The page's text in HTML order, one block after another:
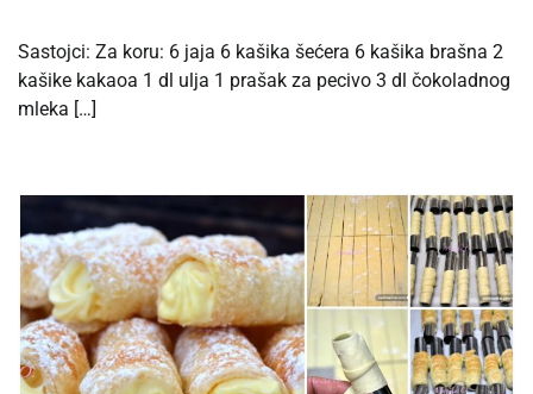
Sastojci: Za koru: 6 jaja 6 kašika šećera 6 kašika brašna 2
kašike kakaoa 1 dl ulja 1 prašak za pecivo 3 dl čokoladnog
mleka […]